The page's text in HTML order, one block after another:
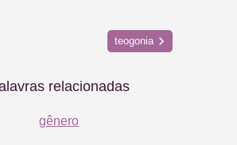
teogonia
relacionadas
gênero